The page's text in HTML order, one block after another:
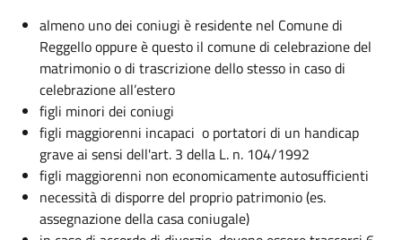
almeno uno dei coniugi è residente nel Comune di
Reggello oppure è questo il comune di celebrazione del
matrimonio o di trascrizione dello stesso in caso di
celebrazione all’estero
figli minori dei coniugi
figli maggiorenni incapaci o portatori di un handicap
grave ai sensi dell'art. 3 della L. n. 104/1992
figli maggiorenni non economicamente autosufficienti
necessità di disporre del proprio patrimonio (es.
assegnazione della casa coniugale)